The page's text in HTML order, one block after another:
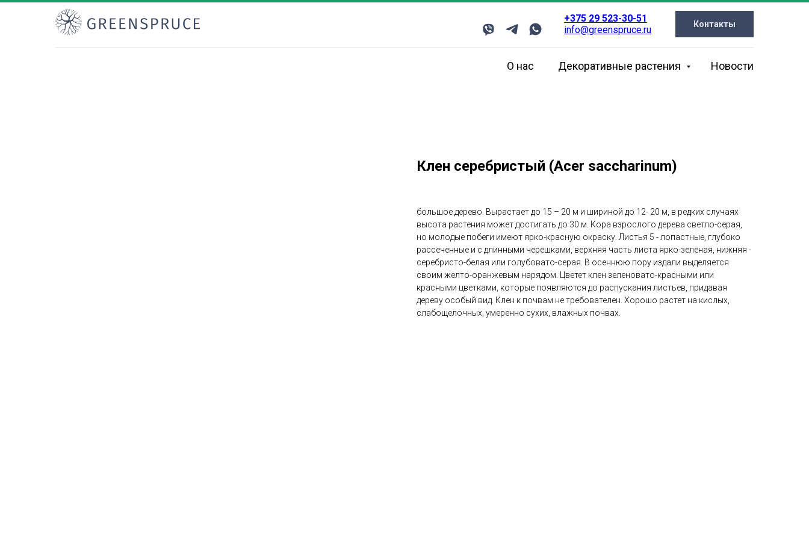
+375 29 523-30-51
info@greenspruce.ru
Контакты
О нас Декоративные растения Новости
Клен серебристый (Acer saccharinum)
большое дерево. Вырастает до 15 – 20 м и шириной до 12- 20 м, в редких случаях
высота растения может достигать до 30 м. Кора взрослого дерева светло-серая,
но молодые побеги имеют ярко-красную окраску. Листья 5 - лопастные, глубоко
рассеченные и с длинными черешками, верхняя часть листа ярко-зеленая, нижняя -
серебристо-белая или голубовато-серая. В осеннюю пору издали выделяется
своим желто-оранжевым нарядом. Цветет клен зеленовато-красными или
красными цветками, которые появляются до распускания листьев, придавая
дереву особый вид. Клен к почвам не требователен. Хорошо растет на кислых,
слабощелочных, умеренно сухих, влажных почвах.